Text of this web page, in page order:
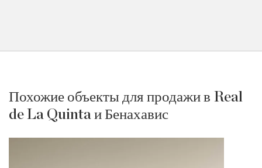
Похожие объекты для продажи в Real
de La Quinta и Бенахавис